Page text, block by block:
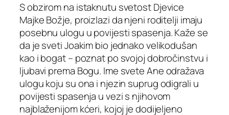
S obzirom na istaknutu svetost Djevice
Majke Božje, proizlazi da njeni roditelji imaju
posebnu ulogu u povijesti spasenja. Kaže se
da je sveti Joakim bio jednako velikodušan
kao i bogat – poznat po svojoj dobročinstvu i
ljubavi prema Bogu. Ime svete Ane odražava
ulogu koju su ona i njezin suprug odigrali u
povijesti spasenja u vezi s njihovom
najblaženijom kćeri, kojoj je dodijeljeno